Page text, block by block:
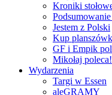
Kroniki
Jestem z Polski
Kup
GF i Empik
Mikołaj poleca!
Wydarzenia
Targi w Essen
aleGRAMY